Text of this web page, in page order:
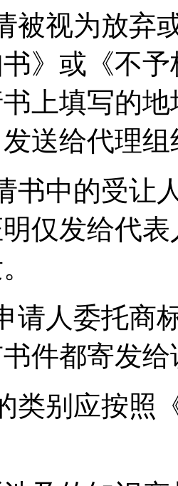
被视为放弃
》或《不
上填写的
发送给代理
书中的受让
仅发给代
。
请人委托商
书件都寄发
类别应按照